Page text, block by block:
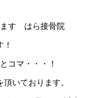
す はら接骨院
コマ・・・！
いております。